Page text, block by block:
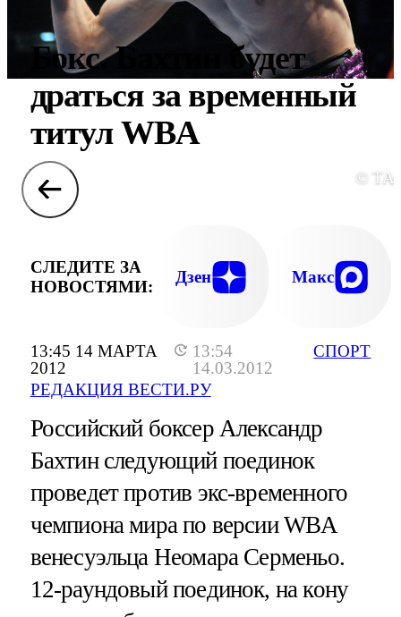
13:45 14 МАРТА
2012
13:54
14.03.2012
РЕДАКЦИЯ ВЕСТИ.РУ
СПОРТ
Бокс. Бахтин будет
драться за временный
титул WBA
©
СЛЕДИТЕ ЗА
НОВОСТЯМИ:
Дзен Макс
Российский боксер Александр
Бахтин следующий поединок
проведет против экс-временного
чемпиона мира по версии WBA
венесуэльца Неомара Серменьо.
12-раундовый поединок, на кону